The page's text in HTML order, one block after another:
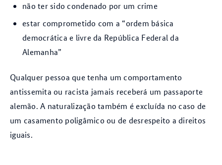
não ter sido condenado por um crime
estar comprometido com a “ordem básica
democrática e livre da República Federal da
Alemanha”
Qualquer pessoa que tenha um comportamento
antissemita ou racista jamais receberá um passaporte
alemão. A naturalização também é excluída no caso de
um casamento poligâmico ou de desrespeito a direitos
iguais.